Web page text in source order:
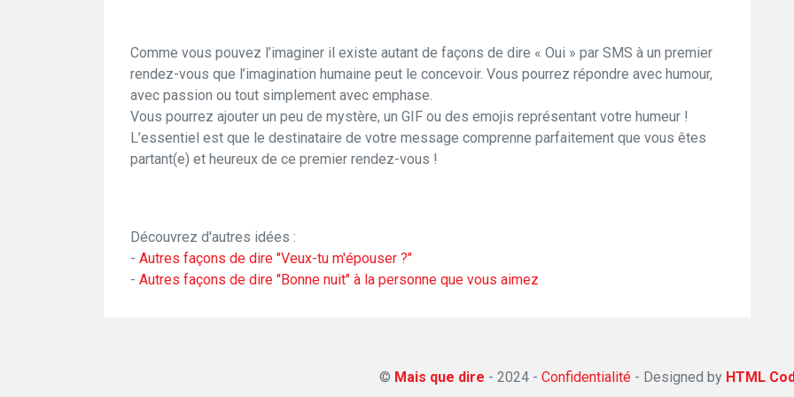
Comme vous pouvez l’imaginer il existe autant de façons de dire « Oui » par SMS à un premier
rendez-vous que l’imagination humaine peut le concevoir. Vous pourrez répondre avec humour,
avec passion ou tout simplement avec emphase.
Vous pourrez ajouter un peu de mystère, un GIF ou des emojis représentant votre humeur !
L’essentiel est que le destinataire de votre message comprenne parfaitement que vous êtes
partant(e) et heureux de ce premier rendez-vous !
Découvrez d'autres idées :
- Autres façons de dire "Veux-tu m'épouser ?"
- Autres façons de dire "Bonne nuit" à la personne que vous aimez
© Mais que dire - 2024 - Confidentialité - Designed by HTML